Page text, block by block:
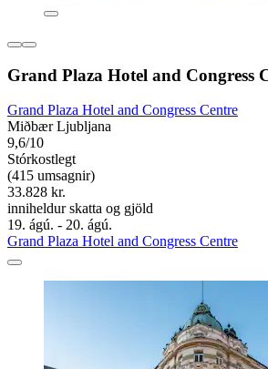
Grand Plaza Hotel and Congress
Grand Plaza Hotel and Congress Centre
Miðbær Ljubljana
9,6/10
Stórkostlegt
(415 umsagnir)
33.828 kr.
inniheldur skatta og gjöld
19. ágú. - 20. ágú.
Grand Plaza Hotel and Congress Centre